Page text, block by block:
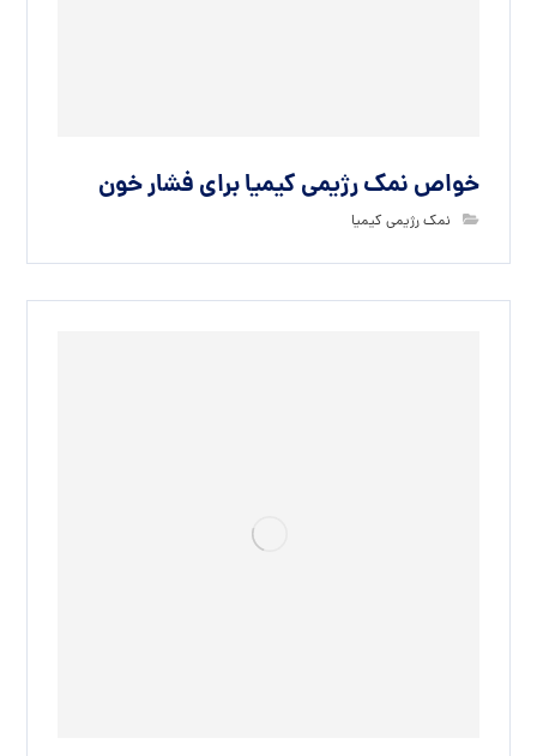
خواص نمک رژیمی کیمیا برای فشار خون
نمک رژیمی کیمیا